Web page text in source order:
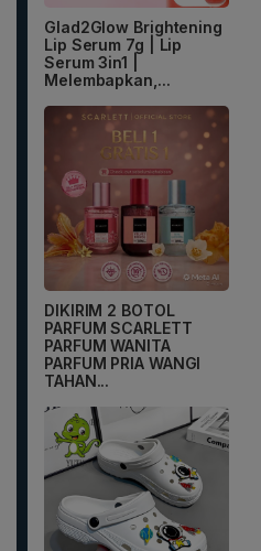
Glad2Glow Brightening
Lip Serum 7g | Lip
Serum 3in1 |
Melembapkan,...
DIKIRIM 2 BOTOL
PARFUM SCARLETT
PARFUM WANITA
PARFUM PRIA WANGI
TAHAN...